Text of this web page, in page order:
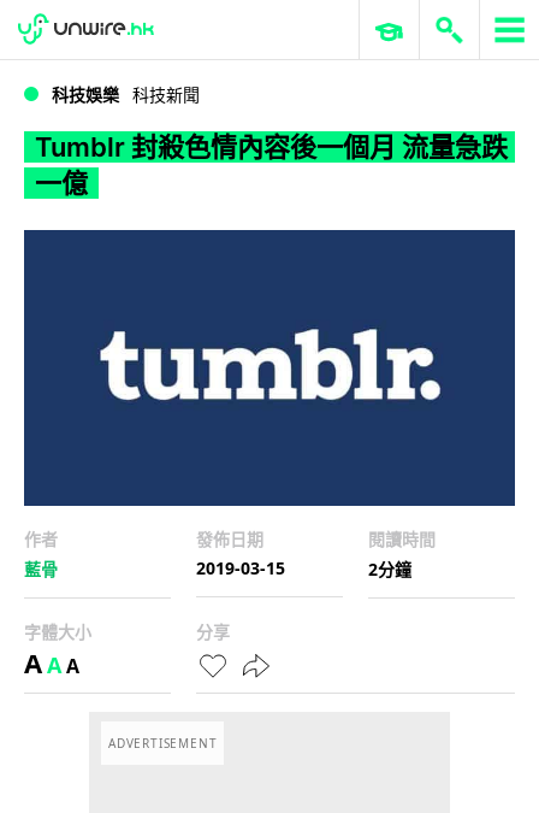
Tumblr 封殺色情內容後一個月 流量急跌一億
WWDC 2026 ERP 與商業 AI
科技娛樂 科技新聞
Tumblr 封殺色情內容後一個月 流量急跌
一億
作者
藍骨
發佈日期
2019-03-15
閱讀時間
2分鐘
字體大小
AAA
分享
ADVERTISEMENT